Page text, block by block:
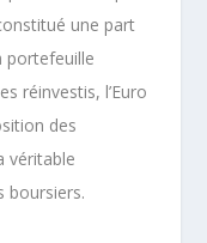
une part
portefeuille
réinvestis, l’Euro
des
véritable
boursiers.